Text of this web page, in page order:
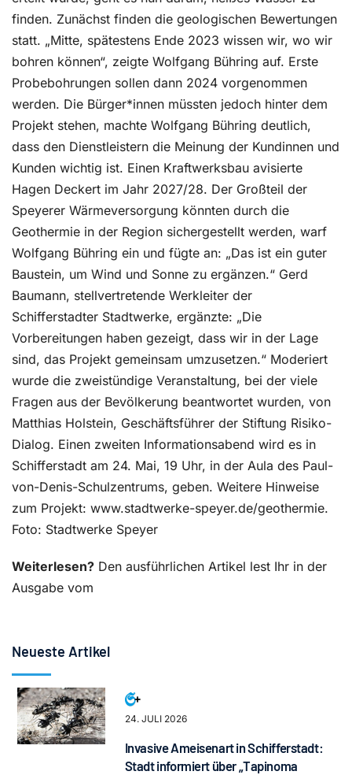
finden. Zunächst finden die geologischen Bewertungen
statt. „Mitte, spätestens Ende 2023 wissen wir, wo wir
bohren können“, zeigte Wolfgang Bühring auf. Erste
Probebohrungen sollen dann 2024 vorgenommen
werden. Die Bürger*innen müssten jedoch hinter dem
Projekt stehen, machte Wolfgang Bühring deutlich,
dass den Dienstleistern die Meinung der Kundinnen und
Kunden wichtig ist. Einen Kraftwerksbau avisierte
Hagen Deckert im Jahr 2027/28. Der Großteil der
Speyerer Wärmeversorgung könnten durch die
Geothermie in der Region sichergestellt werden, warf
Wolfgang Bühring ein und fügte an: „Das ist ein guter
Baustein, um Wind und Sonne zu ergänzen.“ Gerd
Baumann, stellvertretende Werkleiter der
Schifferstadter Stadtwerke, ergänzte: „Die
Vorbereitungen haben gezeigt, dass wir in der Lage
sind, das Projekt gemeinsam umzusetzen.“ Moderiert
wurde die zweistündige Veranstaltung, bei der viele
Fragen aus der Bevölkerung beantwortet wurden, von
Matthias Holstein, Geschäftsführer der Stiftung Risiko-
Dialog. Einen zweiten Informationsabend wird es in
Schifferstadt am 24. Mai, 19 Uhr, in der Aula des Paul-
von-Denis-Schulzentrums, geben. Weitere Hinweise
zum Projekt: www.stadtwerke-speyer.de/geothermie.
Foto: Stadtwerke Speyer
Weiterlesen? Den ausführlichen Artikel lest Ihr in der
Ausgabe vom
Neueste Artikel
24. JULI 2026
Invasive Ameisenart in Schifferstadt:
Stadt informiert über „Tapinoma